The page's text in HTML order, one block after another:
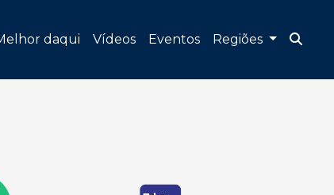
daqui Vídeos Eventos Regiões